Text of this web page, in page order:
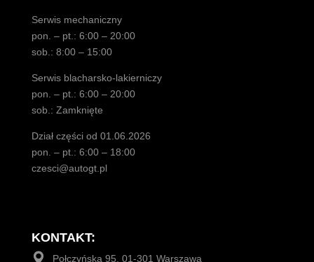
Serwis mechaniczny
pon. – pt.: 6:00 – 20:00
sob.: 8:00 – 15:00
Serwis blacharsko-lakierniczy
pon. – pt.: 6:00 – 20:00
sob.: Zamknięte
Dział części od 01.06.2026
pon. – pt.: 6:00 – 18:00
czesci@autogt.pl
KONTAKT:
Połczyńska 95, 01-301 Warszawa